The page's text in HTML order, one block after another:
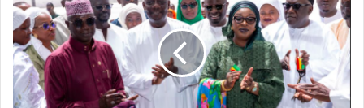
i
e
b
o
k
t
e
r
e
d
i
n
u
e
a
g
r
a
m
k